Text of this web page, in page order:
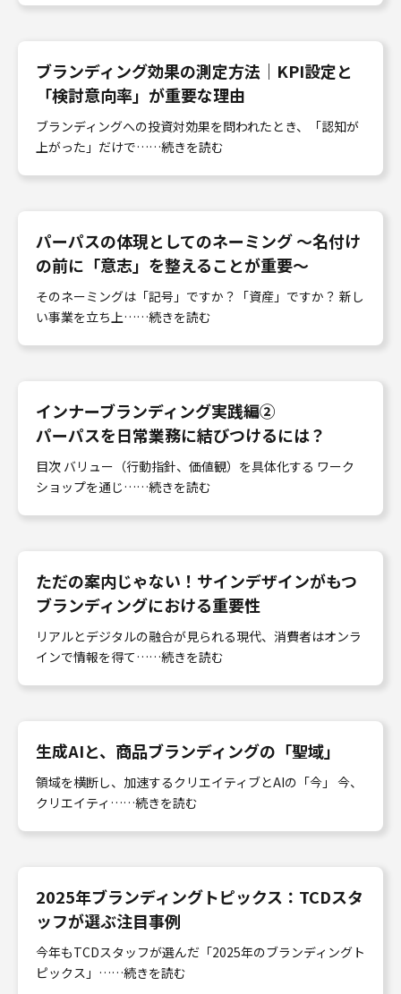
ブランディング効果の測定方法｜KPI設定と
「検討意向率」が重要な理由
ブランディングへの投資対効果を問われたとき、「認知が
上がった」だけで……続きを読む
パーパスの体現としてのネーミング 〜名付け
の前に「意志」を整えることが重要〜
そのネーミングは「記号」ですか？「資産」ですか？ 新し
い事業を立ち上……続きを読む
インナーブランディング実践編②
パーパスを日常業務に結びつけるには？
目次 バリュー（行動指針、価値観）を具体化する ワーク
ショップを通じ……続きを読む
ただの案内じゃない！サインデザインがもつ
ブランディングにおける重要性
リアルとデジタルの融合が見られる現代、消費者はオンラ
インで情報を得て……続きを読む
生成AIと、商品ブランディングの「聖域」
領域を横断し、加速するクリエイティブとAIの「今」 今、
クリエイティ……続きを読む
2025年ブランディングトピックス：TCDスタ
ッフが選ぶ注目事例
今年もTCDスタッフが選んだ「2025年のブランディングト
ピックス」……続きを読む